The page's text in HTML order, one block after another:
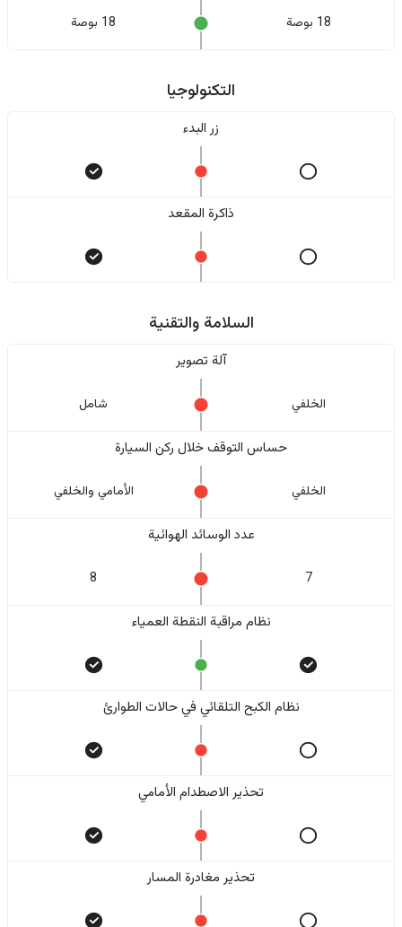
18 بوصة 18 بوصة
التكنولوجيا
زر البدء
ذاكرة المقعد
السلامة والتقنية
آلة تصوير
الخلفي شامل
حساس التوقف خلال ركن السيارة
الخلفي الأمامي والخلفي
عدد الوسائد الهوائية
7
8
نظام مراقبة النقطة العمياء
نظام الكبح التلقائي في حالات الطوارئ
تحذير الاصطدام الأمامي
تحذير مغادرة المسار